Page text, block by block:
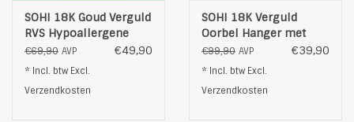
SOHI 18K Goud Verguld
RVS Hypoallergene
Ster Oorbellen,
goudkleurig
€69,90 AVP €49,90
* Incl. btw Excl.
Verzendkosten
SOHI 18K Verguld
Oorbel Hanger met
Hartje Ontwerp,
goudkleurig
€99,90 AVP €39,90
* Incl. btw Excl.
Verzendkosten